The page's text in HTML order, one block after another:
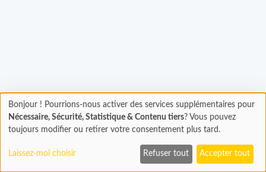
Chargement
En cours...
Bonjour ! Pourrions-nous activer des services supplémentaires pour
Nécessaire, Sécurité, Statistique & Contenu tiers? Vous pouvez
toujours modifier ou retirer votre consentement plus tard.
Laissez-moi choisir Refuser tout Accepter tout